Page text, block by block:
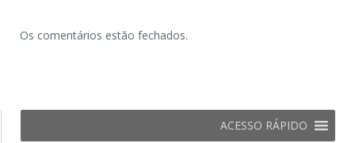
Os comentários estão fechados.
ACESSO RÁPIDO